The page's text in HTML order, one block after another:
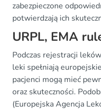
zabezpieczone
potwierdzają ich
URPL, EMA
Podczas rejestracji
leki spełniają
pacjenci mogą mieć
oraz skuteczności.
(Europejska Agencja